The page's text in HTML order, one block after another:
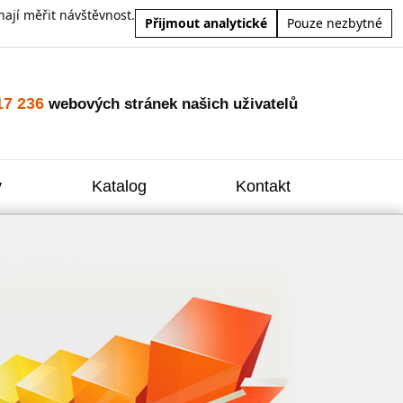
měřit návštěvnost.
Přijmout analytické Pouze nezbytné
236 webových stránek našich uživatelů
Katalog Kontakt